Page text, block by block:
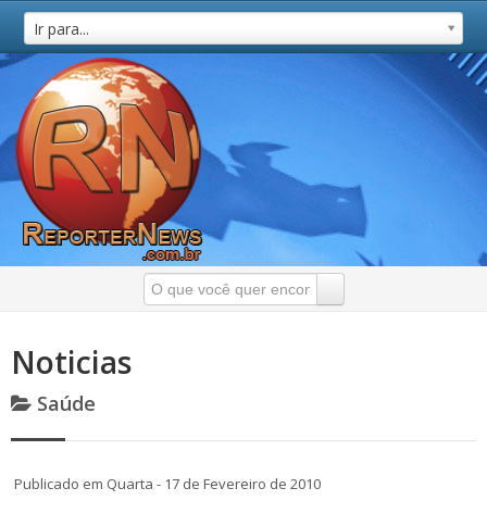
Ir para...
Noticias
Saúde
Publicado em Quarta - 17 de Fevereiro de 2010